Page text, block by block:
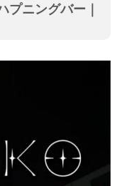
ニングバー｜